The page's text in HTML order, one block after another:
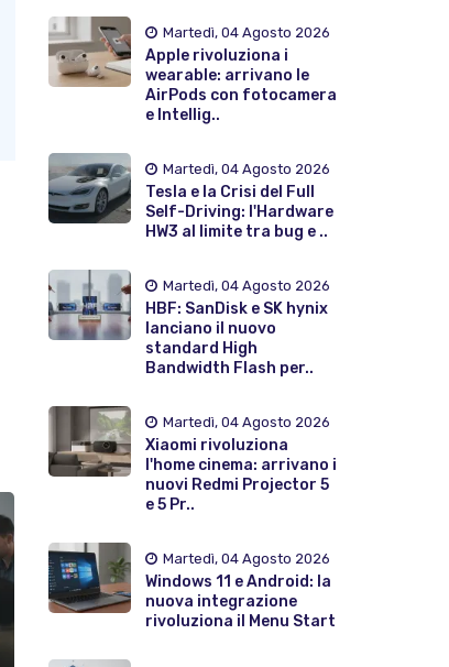
Martedì, 04 Agosto 2026
Apple rivoluziona i
wearable: arrivano le
AirPods con fotocamera
e Intellig..
Martedì, 04 Agosto 2026
Tesla e la Crisi del Full
Self-Driving: l'Hardware
HW3 al limite tra bug e ..
Martedì, 04 Agosto 2026
HBF: SanDisk e SK hynix
lanciano il nuovo
standard High
Bandwidth Flash per..
Martedì, 04 Agosto 2026
Xiaomi rivoluziona
l'home cinema: arrivano i
nuovi Redmi Projector 5
e 5 Pr..
Martedì, 04 Agosto 2026
Windows 11 e Android: la
nuova integrazione
rivoluziona il Menu Start